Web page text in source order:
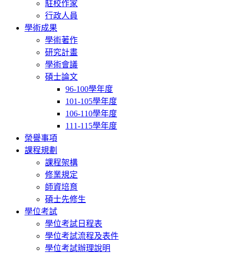
駐校作家
行政人員
學術成果
學術著作
研究計畫
學術會議
碩士論文
96-100學年度
101-105學年度
106-110學年度
111-115學年度
榮譽事項
課程規劃
課程架構
修業規定
師資培育
碩士先修生
學位考試
學位考試日程表
學位考試流程及表件
學位考試辦理說明